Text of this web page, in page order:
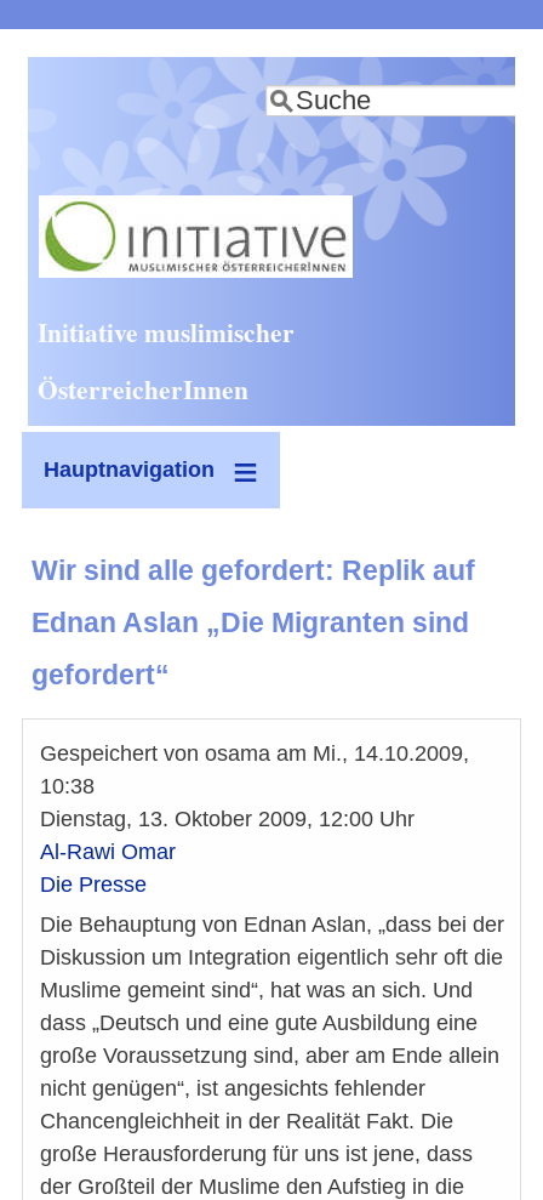
zum
Inhalt
Suche
Initiative muslimischer
ÖsterreicherInnen
Hauptnavigation
Wir sind alle gefordert: Replik auf
Ednan Aslan „Die Migranten sind
gefordert“
Gespeichert von osama am Mi., 14.10.2009,
10:38
Dienstag, 13. Oktober 2009, 12:00 Uhr
Al-Rawi Omar
Die Presse
Die Behauptung von Ednan Aslan, „dass bei der
Diskussion um Integration eigentlich sehr oft die
Muslime gemeint sind“, hat was an sich. Und
dass „Deutsch und eine gute Ausbildung eine
große Voraussetzung sind, aber am Ende allein
nicht genügen“, ist angesichts fehlender
Chancengleichheit in der Realität Fakt. Die
große Herausforderung für uns ist jene, dass
der Großteil der Muslime den Aufstieg in die